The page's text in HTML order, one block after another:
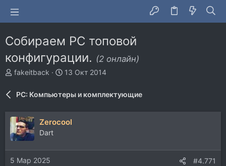
Собираем PC топовой
конфигурации. (2 онлайн)
А
т
р
т
е
м
fakeitback
Д
а
н
а
13 Окт 2014
PC: Компьютеры и комплектующие
Zerocool
Dart
5 Мар 2025 #4.771